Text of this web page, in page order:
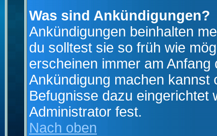
Was sind Ankündigungen?
Ankündigungen beinhalten
du solltest sie so früh wie
erscheinen immer am
Ankündigung machen kannst
Befugnisse dazu eingerichtet
Administrator fest.
Nach oben